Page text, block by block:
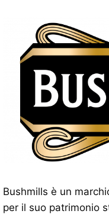
Bushmills è un
per il suo patrimonio